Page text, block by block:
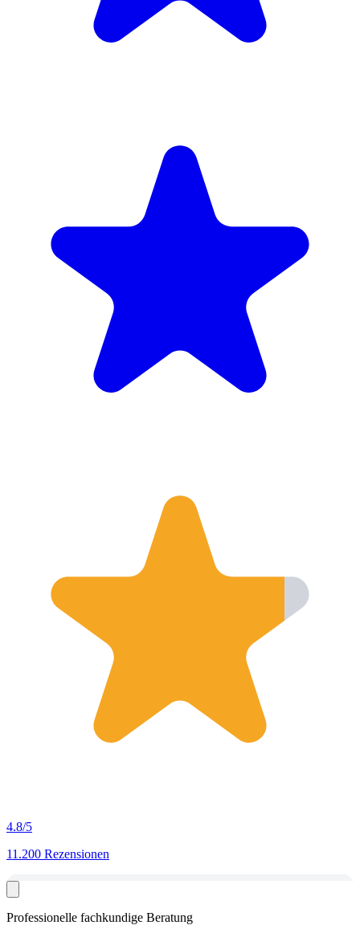
4.8/5
11.200 Rezensionen
Professionelle fachkundige Beratung